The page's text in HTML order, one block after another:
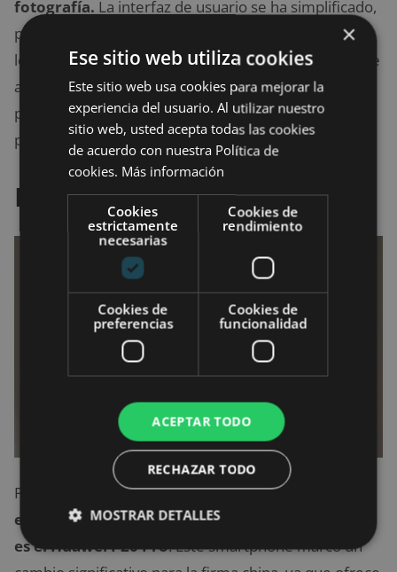
fotografía. La interfaz de usuario se ha simplificado,
por lo que hay menos deslizamiento para acceder a
los distintos modos, y las configuraciones a las que se
accede con frecuencia siempre se muestran en la
pantalla, por lo que hay un mínimo de movimiento al
preparar su toma.
Huawei P20 Pro
Pero sin duda, dentro de este ranking,
el smartphone con mejor cámara del año 2018,
es el Huawei P20 Pro. Este smartphone marcó un
×
Ese sitio web utiliza cookies
Este sitio web usa cookies para mejorar la
experiencia del usuario. Al utilizar nuestro
sitio web, usted acepta todas las cookies
de acuerdo con nuestra Política de
cookies. Más información
Cookies
estrictamente
necesarias
Cookies de
rendimiento
Cookies de
preferencias
Cookies de
funcionalidad
ACEPTAR TODO
RECHAZAR TODO
MOSTRAR DETALLES